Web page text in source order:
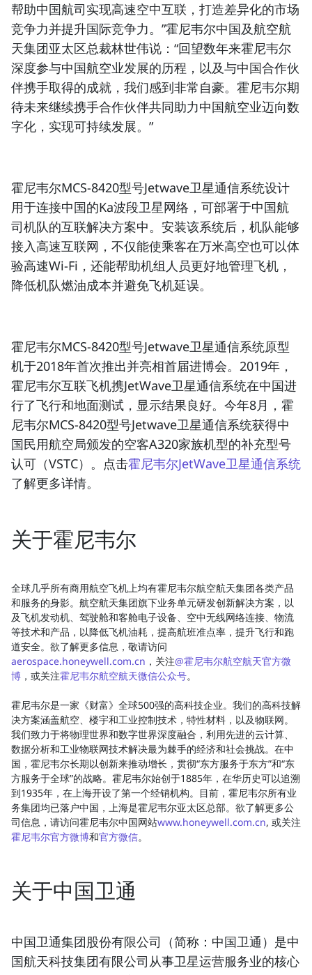
帮助中国航司实现高速空中互联，打造差异化的市场
竞争力并提升国际竞争力。”霍尼韦尔中国及航空航
天集团亚太区总裁林世伟说：“回望数年来霍尼韦尔
深度参与中国航空业发展的历程，以及与中国合作伙
伴携手取得的成就，我们感到非常自豪。霍尼韦尔期
待未来继续携手合作伙伴共同助力中国航空业迈向数
字化，实现可持续发展。”
霍尼韦尔MCS-8420型号Jetwave卫星通信系统设计
用于连接中国的Ka波段卫星网络，可部署于中国航
司机队的互联解决方案中。安装该系统后，机队能够
接入高速互联网，不仅能使乘客在万米高空也可以体
验高速Wi-Fi，还能帮助机组人员更好地管理飞机，
降低机队燃油成本并避免飞机延误。
霍尼韦尔MCS-8420型号Jetwave卫星通信系统原型
机于2018年首次推出并亮相首届进博会。2019年，
霍尼韦尔互联飞机携JetWave卫星通信系统在中国进
行了飞行和地面测试，显示结果良好。今年8月，霍
尼韦尔MCS-8420型号Jetwave卫星通信系统获得中
国民用航空局颁发的空客A320家族机型的补充型号
认可（VSTC）。点击霍尼韦尔JetWave卫星通信系统
了解更多详情。
关于霍尼韦尔
全球几乎所有商用航空飞机上均有霍尼韦尔航空航天集团各类产品
和服务的身影。航空航天集团旗下业务单元研发创新解决方案，以
及飞机发动机、驾驶舱和客舱电子设备、空中无线网络连接、物流
等技术和产品，以降低飞机油耗，提高航班准点率，提升飞行和跑
道安全。欲了解更多信息，敬请访问
aerospace.honeywell.com.cn ，关注@霍尼韦尔航空航天官方微
博 ，或关注霍尼韦尔航空航天微信公众号。
霍尼韦尔是一家《财富》全球500强的高科技企业。我们的高科技解
决方案涵盖航空、楼宇和工业控制技术，特性材料，以及物联网。
我们致力于将物理世界和数字世界深度融合，利用先进的云计算、
数据分析和工业物联网技术解决最为棘手的经济和社会挑战。在中
国，霍尼韦尔长期以创新来推动增长，贯彻“东方服务于东方”和“东
方服务于全球”的战略。霍尼韦尔始创于1885年，在华历史可以追溯
到1935年，在上海开设了第一个经销机构。目前，霍尼韦尔所有业
务集团均已落户中国，上海是霍尼韦尔亚太区总部。欲了解更多公
司信息，请访问霍尼韦尔中国网站www.honeywell.com.cn, 或关注
霍尼韦尔官方微博和官方微信。
关于中国卫通
中国卫通集团股份有限公司（简称：中国卫通）是中
国航天科技集团有限公司从事卫星运营服务业的核心